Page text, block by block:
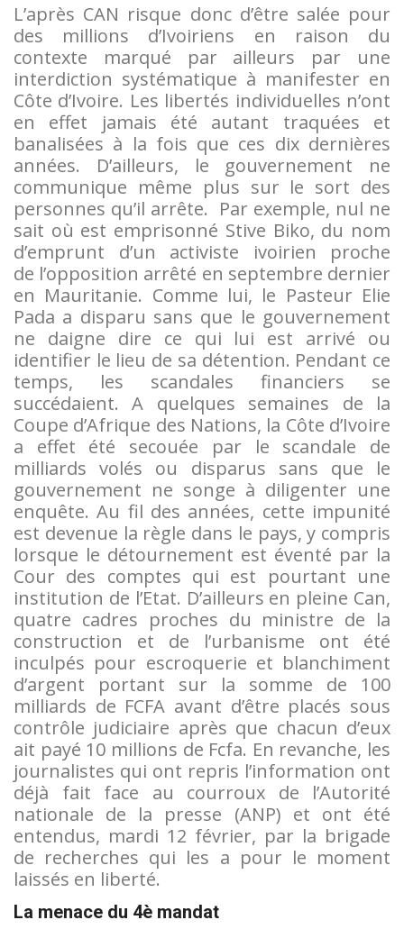
L’après CAN risque donc d’être salée pour
des millions d’Ivoiriens en raison du
contexte marqué par ailleurs par une
interdiction systématique à manifester en
Côte d’Ivoire. Les libertés individuelles n’ont
en effet jamais été autant traquées et
banalisées à la fois que ces dix dernières
années. D’ailleurs, le gouvernement ne
communique même plus sur le sort des
personnes qu’il arrête. Par exemple, nul ne
sait où est emprisonné Stive Biko, du nom
d’emprunt d’un activiste ivoirien proche
de l’opposition arrêté en septembre dernier
en Mauritanie. Comme lui, le Pasteur Elie
Pada a disparu sans que le gouvernement
ne daigne dire ce qui lui est arrivé ou
identifier le lieu de sa détention. Pendant ce
temps, les scandales financiers se
succédaient. A quelques semaines de la
Coupe d’Afrique des Nations, la Côte d’Ivoire
a effet été secouée par le scandale de
milliards volés ou disparus sans que le
gouvernement ne songe à diligenter une
enquête. Au fil des années, cette impunité
est devenue la règle dans le pays, y compris
lorsque le détournement est éventé par la
Cour des comptes qui est pourtant une
institution de l’Etat. D’ailleurs en pleine Can,
quatre cadres proches du ministre de la
construction et de l’urbanisme ont été
inculpés pour escroquerie et blanchiment
d’argent portant sur la somme de 100
milliards de FCFA avant d’être placés sous
contrôle judiciaire après que chacun d’eux
ait payé 10 millions de Fcfa. En revanche, les
journalistes qui ont repris l’information ont
déjà fait face au courroux de l’Autorité
nationale de la presse (ANP) et ont été
entendus, mardi 12 février, par la brigade
de recherches qui les a pour le moment
laissés en liberté.
La menace du 4è mandat